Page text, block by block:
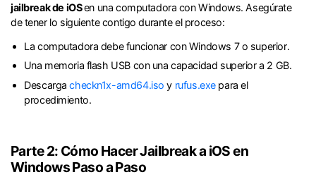
jailbreak de iOSen una computadora con Windows.󠀲󠀩󠀧󠀣󠀠󠀨󠀣󠀡󠀳󠀰 Asegúrate
de tener lo siguiente contigo durante el proceso:󠀲󠀩󠀧󠀣󠀠󠀨󠀣󠀢
La computadora debe funcionar con Windows 7 o superior󠀲󠀩󠀧󠀣󠀠󠀨󠀣󠀣󠀣󠀳.
󠀰Una memoria flash USB con una capacidad superior a 2 GB.󠀲󠀩󠀧󠀣󠀠󠀨󠀣󠀤󠀳
Descargacheckn1x-amd64.iso y rufus.exepara el
procedimiento.
Parte 2: Cómo Hacer Jailbreak a iOS en
Windows Paso a Paso󠀲󠀩󠀧󠀣󠀠󠀨󠀢󠀧󠀳